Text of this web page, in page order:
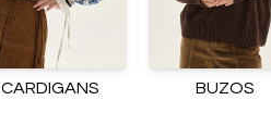
CARDIGANS BUZOS